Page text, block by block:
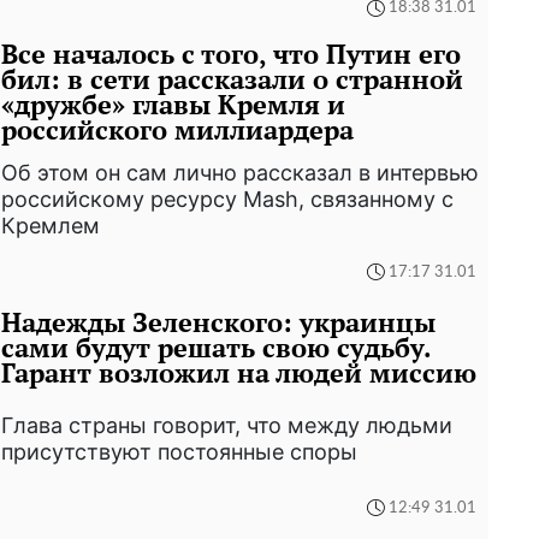
18:38 31.01
Все началось с того, что Путин его
бил: в сети рассказали о странной
«дружбе» главы Кремля и
российского миллиардера
Об этом он сам лично рассказал в интервью
российскому ресурсу Mash, связанному с
Кремлем
17:17 31.01
Надежды Зеленского: украинцы
сами будут решать свою судьбу.
Гарант возложил на людей миссию
Глава страны говорит, что между людьми
присутствуют постоянные споры
12:49 31.01